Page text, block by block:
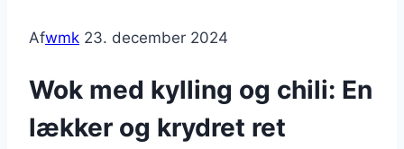
Afwmk 23. december 2024
Wok med kylling og chili: En
lækker og krydret ret